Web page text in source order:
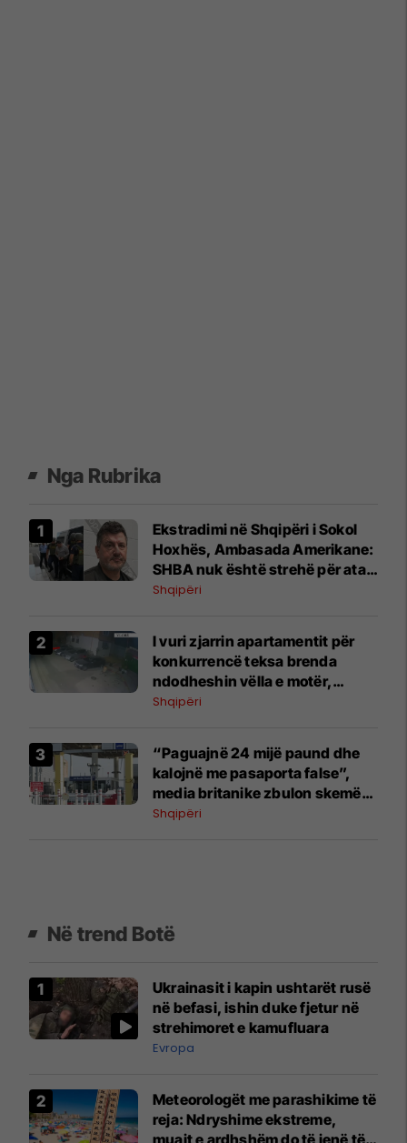
Nga Rubrika
Ekstradimi në Shqipëri i Sokol
Hoxhës, Ambasada Amerikane:
SHBA nuk është strehë për ata
që keqpërdorin emigracioni për
Shqipëri
I vuri zjarrin apartamentit për
konkurrencë teksa brenda
ndodheshin vëlla e motër,
arrestohet 33-vjeçari në Vlorë
Shqipëri
“Paguajnë 24 mijë paund dhe
kalojnë me pasaporta false”,
media britanike zbulon skemën
e kontrabandistëve shqiptarë
Shqipëri
Në trend Botë
Ukrainasit i kapin ushtarët rusë
në befasi, ishin duke fjetur në
strehimoret e kamufluara
Evropa
Meteorologët me parashikime të
reja: Ndryshime ekstreme,